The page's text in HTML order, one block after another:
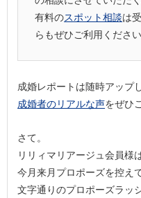
有料のスポット相談は
らもぜひご利用ください
成婚レポートは随時アップ
成婚者のリアルな声をぜひ
さて。
リリィマリアージュ会員様
今月来月プロポーズを控え
文字通りのプロポーズラッ